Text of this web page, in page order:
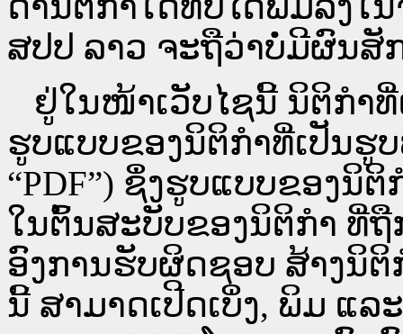
ສປ​ປ ລາວ ​ຈະຖື​ວ່າບໍ່​ມີ​ຜົນ​ສັ
ຢູ່ໃນໜ້າ​ເວັບ​ໄຊ​ນີ້ ນິຕິກຳ
ຮູບແບບຂອງນິຕິກໍາທີ່ເປັນຮູບພ
“PDF”) ຊຶ່ງຮູບແບບຂອງນິ
ໃນຕົ້ນສະບັບຂອງນິຕິກໍາ ທີ່
ອົງການຮັບຜິດຊອບ ສ້າງນິຕິ
ນີ້ ສາມາດເປີດເບິ່ງ, ພິມ ແລ